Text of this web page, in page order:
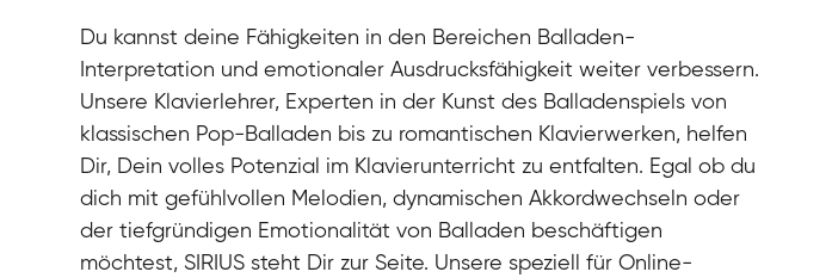
Du kannst deine Fähigkeiten in den Bereichen Balladen-
Interpretation und emotionaler Ausdrucksfähigkeit weiter verbessern.
Unsere Klavierlehrer, Experten in der Kunst des Balladenspiels von
klassischen Pop-Balladen bis zu romantischen Klavierwerken, helfen
Dir, Dein volles Potenzial im Klavierunterricht zu entfalten. Egal ob du
dich mit gefühlvollen Melodien, dynamischen Akkordwechseln oder
der tiefgründigen Emotionalität von Balladen beschäftigen
möchtest, SIRIUS steht Dir zur Seite. Unsere speziell für Online-